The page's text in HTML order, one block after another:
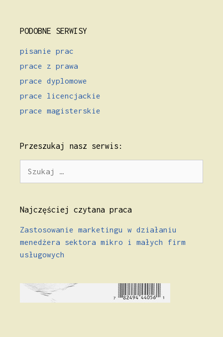
PODOBNE SERWISY
pisanie prac
prace z prawa
prace dyplomowe
prace licencjackie
prace magisterskie
Przeszukaj nasz serwis:
Najczęściej czytana praca
Zastosowanie marketingu w działaniu
menedżera sektora mikro i małych firm
usługowych